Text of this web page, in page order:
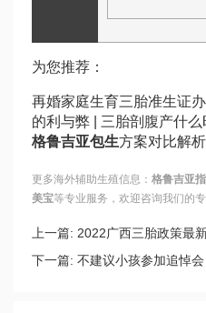
为您推荐：
再婚家庭生育三胎准生证
的利与弊 | 三胎剖腹产什么
格鲁吉亚包生方案对比解析
更多海外辅助生殖信息： 格鲁吉亚
美宝等专业服务，欢迎咨询我们的专
上一篇: 2022广西三胎政策最
款
下一篇: 不建议小孩参加追悼